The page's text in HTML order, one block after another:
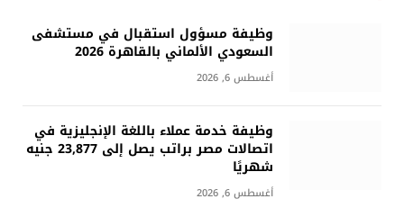
وظيفة مسؤول استقبال في مستشفى
السعودي الألماني بالقاهرة 2026
أغسطس 6, 2026
وظيفة خدمة عملاء باللغة الإنجليزية في
اتصالات مصر براتب يصل إلى 23,877 جنيه
شهريًا
أغسطس 6, 2026